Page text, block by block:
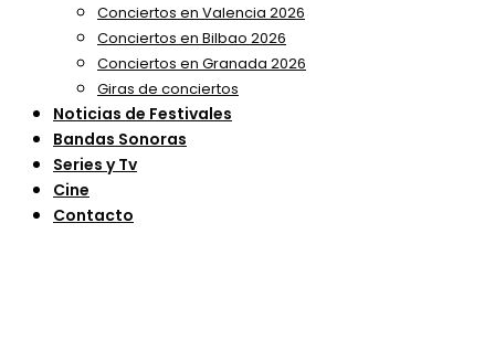
Conciertos en Valencia 2026
Conciertos en Bilbao 2026
Conciertos en Granada 2026
Giras de conciertos
Noticias de Festivales
Bandas Sonoras
Series y Tv
Cine
Contacto